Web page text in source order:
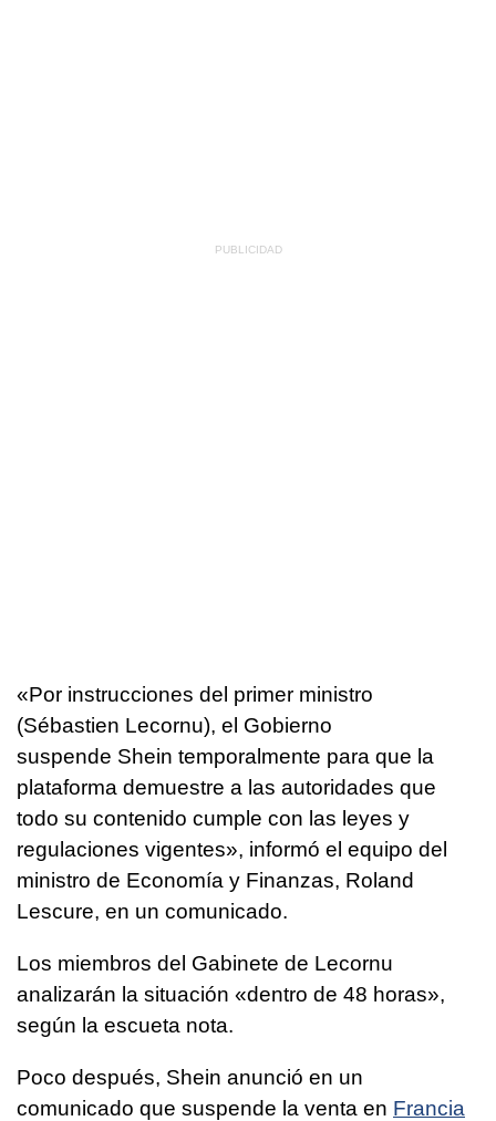
«Por instrucciones del primer ministro
(Sébastien Lecornu), el Gobierno
suspende Shein temporalmente para que la
plataforma demuestre a las autoridades que
todo su contenido cumple con las leyes y
regulaciones vigentes», informó el equipo del
ministro de Economía y Finanzas, Roland
Lescure, en un comunicado.
Los miembros del Gabinete de Lecornu
analizarán la situación «dentro de 48 horas»,
según la escueta nota.
Poco después, Shein anunció en un
comunicado que suspende la venta en Francia